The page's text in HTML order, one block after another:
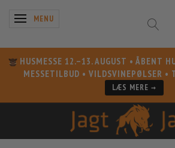
SKIFTE NAVIGATION
MENU
HUSMESSE 12.–13. AUGUST • ÅBENT
MESSETILBUD • VILDSVINEPØLSER •
LÆS MERE →